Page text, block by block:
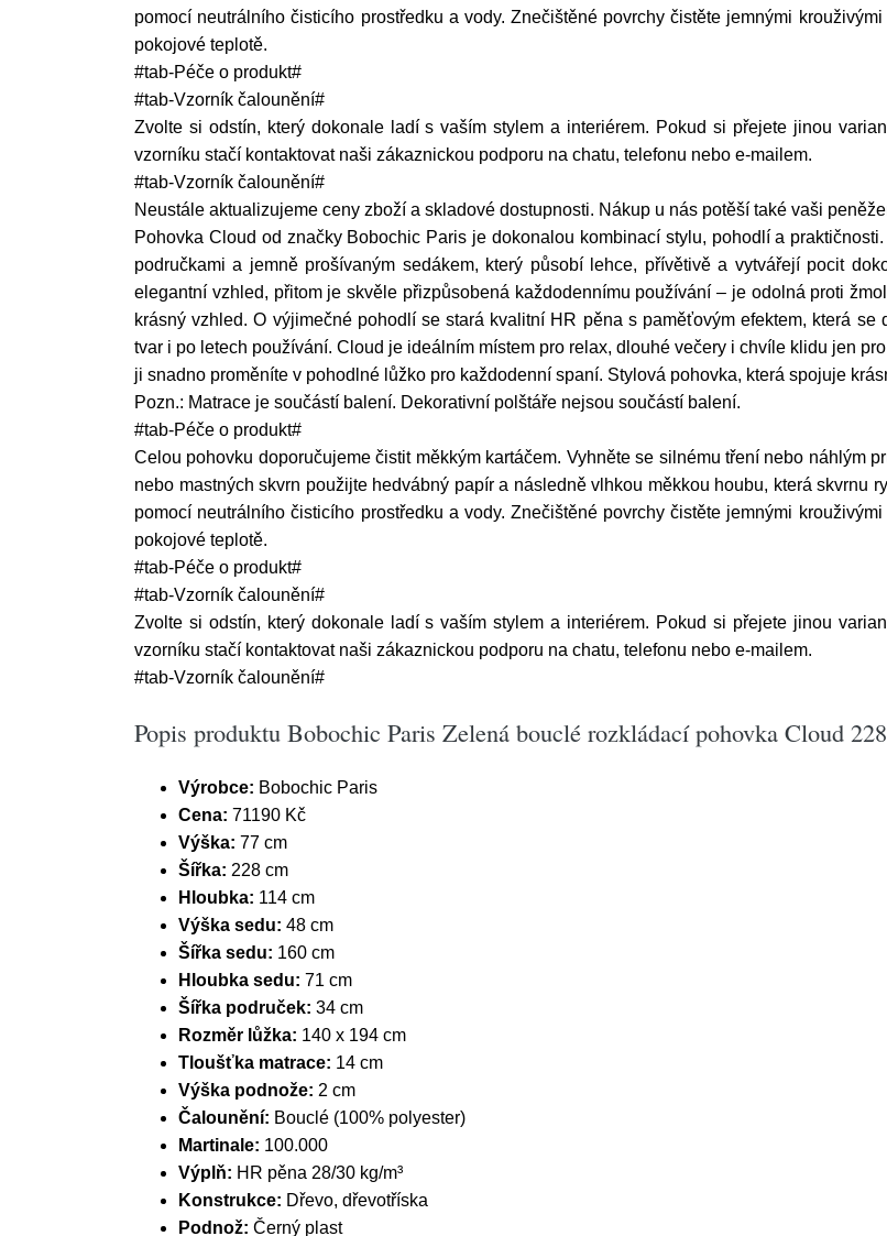
pomocí neutrálního čisticího prostředku a vody. Znečištěné povrchy čistěte jemnými
pokojové teplotě.
#tab-Péče o produkt#
#tab-Vzorník čalounění#
Zvolte si odstín, který dokonale ladí s vaším stylem a interiérem. Pokud si přejete jinou
vzorníku stačí kontaktovat naši zákaznickou podporu na chatu, telefonu nebo e-mailem.
#tab-Vzorník čalounění#
Neustále aktualizujeme ceny zboží a skladové dostupnosti. Nákup u nás potěší také vaši
Pohovka Cloud od značky Bobochic Paris je dokonalou kombinací stylu, pohodlí a
područkami a jemně prošívaným sedákem, který působí lehce, přívětivě a vytvářejí pocit
elegantní vzhled, přitom je skvěle přizpůsobená každodennímu používání – je odolná proti
krásný vzhled. O výjimečné pohodlí se stará kvalitní HR pěna s paměťovým efektem, která
tvar i po letech používání. Cloud je ideálním místem pro relax, dlouhé večery i chvíle klidu jen
ji snadno proměníte v pohodlné lůžko pro každodenní spaní. Stylová pohovka, která spojuje
Pozn.: Matrace je součástí balení. Dekorativní polštáře nejsou součástí balení.
#tab-Péče o produkt#
Celou pohovku doporučujeme čistit měkkým kartáčem. Vyhněte se silnému tření nebo náhlým
nebo mastných skvrn použijte hedvábný papír a následně vlhkou měkkou houbu, která skvrnu
pomocí neutrálního čisticího prostředku a vody. Znečištěné povrchy čistěte jemnými
pokojové teplotě.
#tab-Péče o produkt#
#tab-Vzorník čalounění#
Zvolte si odstín, který dokonale ladí s vaším stylem a interiérem. Pokud si přejete jinou
vzorníku stačí kontaktovat naši zákaznickou podporu na chatu, telefonu nebo e-mailem.
#tab-Vzorník čalounění#
Popis produktu Bobochic Paris Zelená bouclé rozkládací pohovka Cloud
Výrobce: Bobochic Paris
Cena: 71190 Kč
Výška: 77 cm
Šířka: 228 cm
Hloubka: 114 cm
Výška sedu: 48 cm
Šířka sedu: 160 cm
Hloubka sedu: 71 cm
Šířka područek: 34 cm
Rozměr lůžka: 140 x 194 cm
Tloušťka matrace: 14 cm
Výška podnože: 2 cm
Čalounění: Bouclé (100% polyester)
Martinale: 100.000
Výplň: HR pěna 28/30 kg/m³
Konstrukce: Dřevo, dřevotříska
Podnož: Černý plast